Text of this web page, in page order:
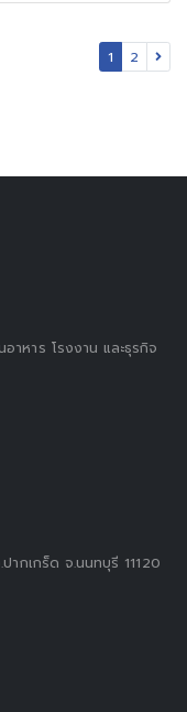
1 2
าหาร โรงงาน และธุรกิจ
กเกร็ด จ.นนทบุรี 11120